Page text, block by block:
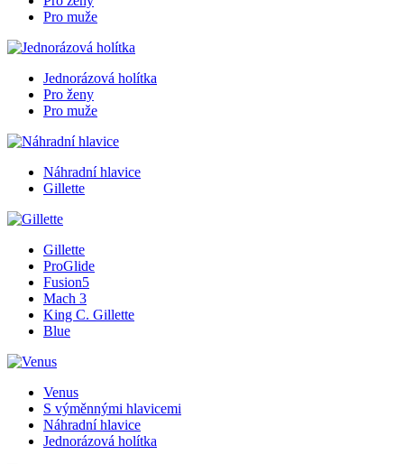
Pro muže
Jednorázová holítka
Pro ženy
Pro muže
Náhradní hlavice
Gillette
Gillette
ProGlide
Fusion5
Mach 3
King C. Gillette
Blue
Venus
S výměnnými hlavicemi
Náhradní hlavice
Jednorázová holítka